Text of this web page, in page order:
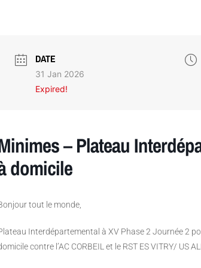
DATE
31 Jan 2026
Expired!
– Plateau
domicile
tout le monde,
Interdépartemental à XV Phase 2 Journée 2
contre l’AC CORBEIL et le RST ES VITRY/ US